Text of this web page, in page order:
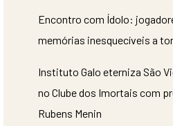
Encontro com Ídolo:
memórias inesquecíveis a
Instituto Galo eterniza São
no Clube dos Imortais com
Rubens Menin